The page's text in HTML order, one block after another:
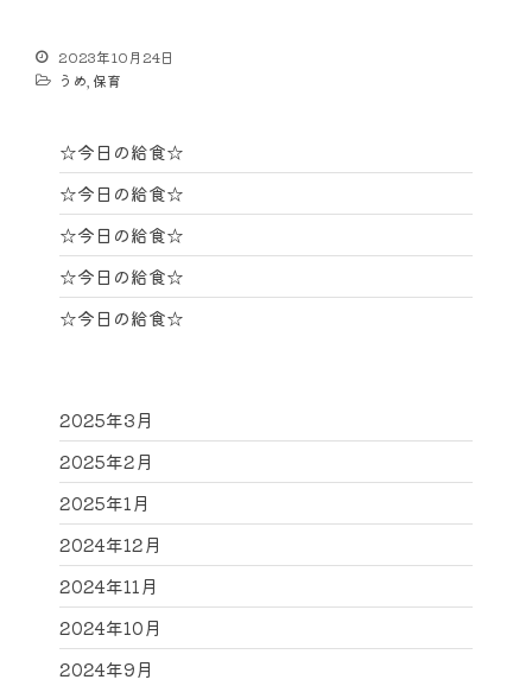
2023年10月24日
うめ 保育
☆今日の給食☆
☆今日の給食☆
☆今日の給食☆
☆今日の給食☆
☆今日の給食☆
2025年3月
2025年2月
2025年1月
2024年12月
2024年11月
2024年10月
2024年9月